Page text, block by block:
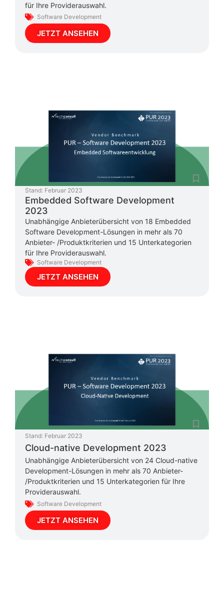
für Ihre Providerauswahl.
Software Development
JETZT ANSEHEN
Stand: Februar 2023
Embedded Software Development
2023
Unabhängige Anbieterübersicht von 18 Embedded
Software Development-Lösungen in mehr als 70
Anbieter- /Produktkriterien und 15 Unterkategorien
für Ihre Providerauswahl.
Software Development
JETZT ANSEHEN
Stand: Februar 2023
Cloud-native Development 2023
Unabhängige Anbieterübersicht von 24 Cloud-native
Development-Lösungen in mehr als 70 Anbieter-
/Produktkriterien und 15 Unterkategorien für Ihre
Providerauswahl.
Software Development
JETZT ANSEHEN